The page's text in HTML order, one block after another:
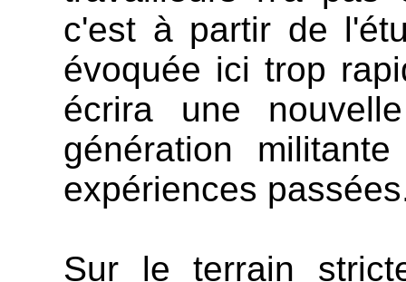
c'est à partir de
évoquée ici trop
écrira une
génération
expériences
Sur le terrain